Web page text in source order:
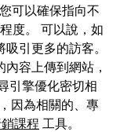
可以確保指向不
度。 可以說，如
引更多的訪客。
容上傳到網站，
引擎優化密切相
因為相關的、專
課程 工具。